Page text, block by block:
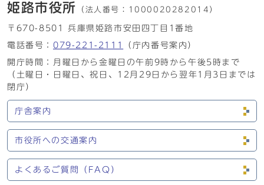
姫路市役所 （法人番号： 1000020282014）
〒670-8501 兵庫県姫路市安田四丁目1番地
電話番号： 079-221-2111
（庁内番号案内）
開庁時間：月曜日から金曜日の午前9時から午後5時まで
（土曜日・日曜日、祝日、12月29日から翌年1月3日までは
閉庁）
庁舎案内
市役所への交通案内
よくあるご質問（FAQ）